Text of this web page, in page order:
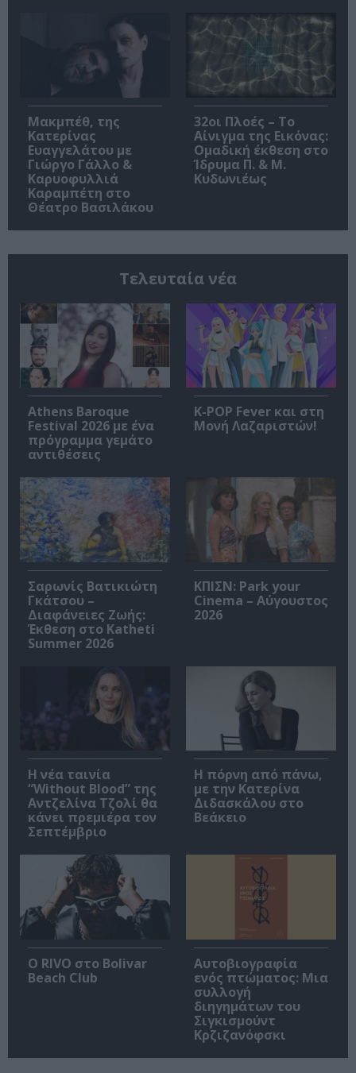
Μακμπέθ, της
Κατερίνας
Ευαγγελάτου με
Γιώργο Γάλλο &
Καρυοφυλλιά
Καραμπέτη στο
Θέατρο Βασιλάκου
32οι Πλοές – Το
Αίνιγμα της Εικόνας:
Ομαδική έκθεση στο
Ίδρυμα Π. & Μ.
Κυδωνιέως
Τελευταία νέα
Athens Baroque
Festival 2026 με ένα
πρόγραμμα γεμάτο
αντιθέσεις
K-POP Fever και στη
Μονή Λαζαριστών!
Σαρωνίς Βατικιώτη
Γκάτσου –
Διαφάνειες Ζωής:
Έκθεση στο Katheti
Summer 2026
ΚΠΙΣΝ: Park your
Cinema – Αύγουστος
2026
Η νέα ταινία
“Without Blood” της
Αντζελίνα Τζολί θα
κάνει πρεμιέρα τον
Σεπτέμβριο
Η πόρνη από πάνω,
με την Κατερίνα
Διδασκάλου στο
Βεάκειο
Ο RIVO στο Bolivar
Beach Club
Αυτοβιογραφία
ενός πτώματος: Μια
συλλογή
διηγημάτων του
Σιγκισμούντ
Κρζιζανόφσκι